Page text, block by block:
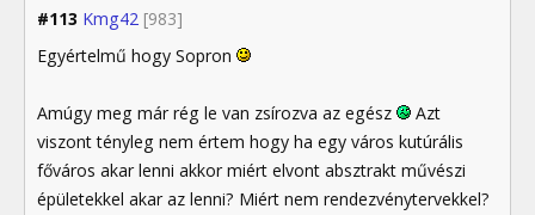
#113 Kmg42 [983]
Egyértelmű hogy Sopron
Amúgy meg már rég le van zsírozva az egész
Azt
viszont tényleg nem értem hogy ha egy város kutúrális
főváros akar lenni akkor miért elvont absztrakt művészi
épületekkel akar az lenni? Miért nem rendezvénytervekkel?